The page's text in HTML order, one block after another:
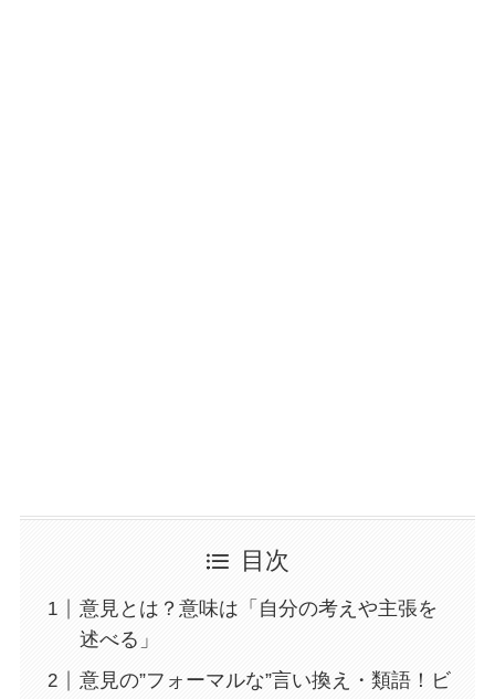
目次
意見とは？意味は「自分の考えや主張を
述べる」
意見の”フォーマルな”言い換え・類語！ビ